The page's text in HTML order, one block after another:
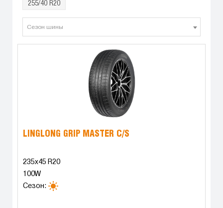
255/40 R20
Сезон шины
LINGLONG GRIP MASTER C/S
235x45 R20
100W
Сезон: